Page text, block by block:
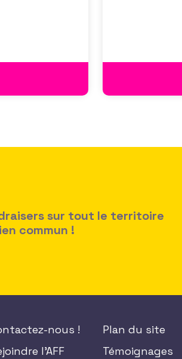
sur tout le territoire
commun !
nous !
l'AFF
Plan du site
Témoignages